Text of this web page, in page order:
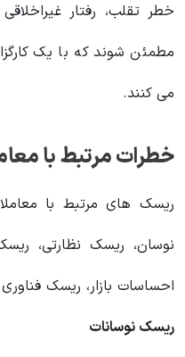
خطر تقلب، رفتار
مطمئن شوند که با یک
می کنند.
خطرات مرتبط با
ریسک های مرتبط با
نوسان، ریسک نظارتی،
احساسات بازار، ریسک
ریسک نوسانات